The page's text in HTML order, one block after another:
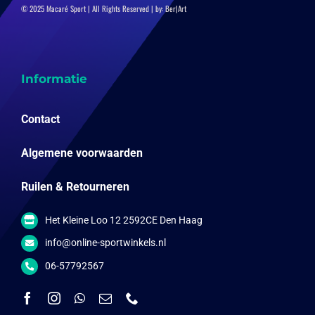
© 2025 Macaré Sport | All Rights Reserved | by:Ber|Art
Informatie
Contact
Algemene voorwaarden
Ruilen & Retourneren
Het Kleine Loo 12 2592CE Den Haag
info@online-sportwinkels.nl
06-57792567